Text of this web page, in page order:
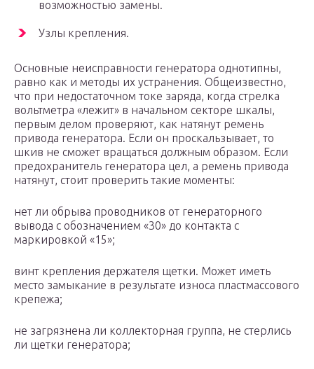
возможностью замены.
Узлы крепления.
Основные неисправности генератора однотипны,
равно как и методы их устранения. Общеизвестно,
что при недостаточном токе заряда, когда стрелка
вольтметра «лежит» в начальном секторе шкалы,
первым делом проверяют, как натянут ремень
привода генератора. Если он проскальзывает, то
шкив не сможет вращаться должным образом. Если
предохранитель генератора цел, а ремень привода
натянут, стоит проверить такие моменты:
нет ли обрыва проводников от генераторного
вывода с обозначением «30» до контакта с
маркировкой «15»;
винт крепления держателя щетки. Может иметь
место замыкание в результате износа пластмассового
крепежа;
не загрязнена ли коллекторная группа, не стерлись
ли щетки генератора;